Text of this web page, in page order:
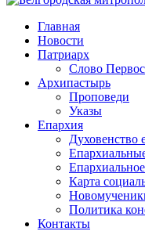
Главная
Новости
Патриарх
Слово
Архипастырь
Проповеди
Указы
Епархия
Духовенство
Карта
Политика
Контакты